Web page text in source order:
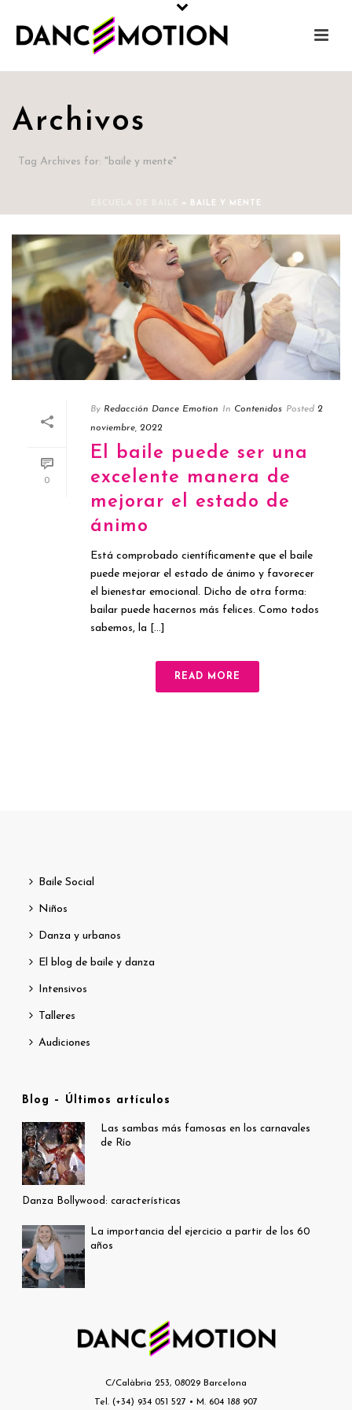
Archivos
Tag Archives for: "baile y mente"
» BAILE Y MENTE
0
By Redacción Dance Emotion In Contenidos Posted 2
noviembre, 2022
El baile puede ser una
excelente manera de
mejorar el estado de
ánimo
Está comprobado científicamente que el baile
puede mejorar el estado de ánimo y favorecer
el bienestar emocional. Dicho de otra forma:
bailar puede hacernos más felices. Como todos
sabemos, la [...]
READ MORE
Baile Social
Niños
Danza y urbanos
El blog de baile y danza
Intensivos
Talleres
Audiciones
Blog – Últimos artículos
Las sambas más famosas en los carnavales
de Río
Danza Bollywood: características
La importancia del ejercicio a partir de los 60
años
C/Calàbria 253, 08029 Barcelona
Tel. (+34) 934 051 527 • M. 604 188 907